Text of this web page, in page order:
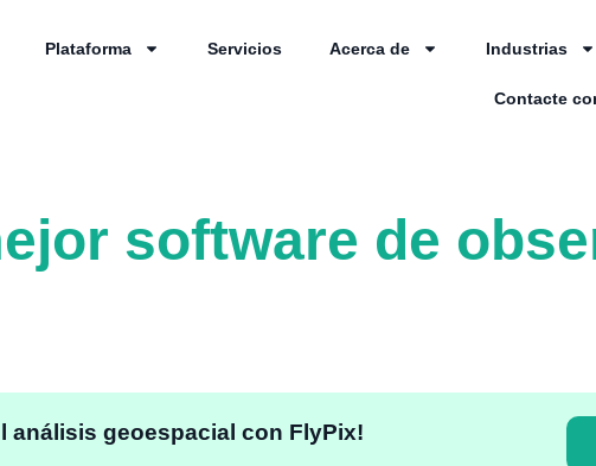
Plataforma Servicios Acerca de Industrias
Contacte
software de
análisis geoespacial con FlyPix!